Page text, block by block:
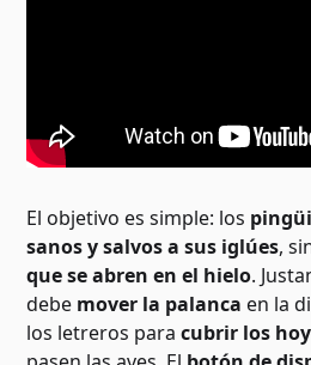
El objetivo es simple: los
sanos y salvos a sus iglúes,
que se abren en el hielo.
debe mover la palanca en la
los letreros paracubrir los